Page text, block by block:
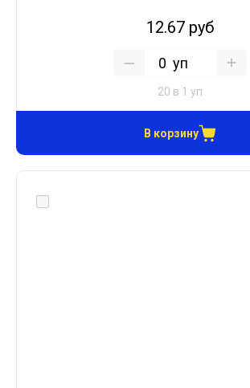
12.67 руб
уп
20 в 1 уп
В корзину